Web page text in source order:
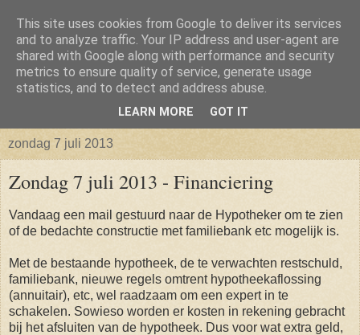
Isabellaland -> Biancaland
De belevenissen omtrent het verkrijgen van een bouwkavel
zondag 7 juli 2013
Zondag 7 juli 2013 - Financiering
Vandaag een mail gestuurd naar de Hypotheker om te zien
of de bedachte constructie met familiebank etc mogelijk is.
Met de bestaande hypotheek, de te verwachten restschuld,
familiebank, nieuwe regels omtrent hypotheekaflossing
(annuitair), etc, wel raadzaam om een expert in te
schakelen. Sowieso worden er kosten in rekening gebracht
bij het afsluiten van de hypotheek. Dus voor wat extra geld,
This site uses cookies from Google to deliver its services
and to analyze traffic. Your IP address and user-agent are
shared with Google along with performance and security
metrics to ensure quality of service, generate usage
statistics, and to detect and address abuse.
LEARN MORE GOT IT